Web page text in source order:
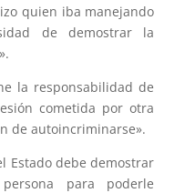
quien iba manejando
de demostrar la
la responsabilidad de
cometida por otra
de autoincriminarse».
Estado debe demostrar
para poderle